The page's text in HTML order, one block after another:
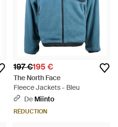
197 €195 €
The North Face
Fleece Jackets - Bleu
De Miinto
RÉDUCTION